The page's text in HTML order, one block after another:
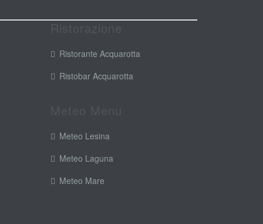
Ristorante Acquarotta
Ristobar Acquarotta
Meteo Lesina
Meteo Laguna
Meteo Mare